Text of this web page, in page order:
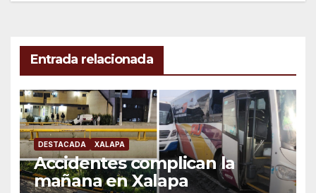
Entrada relacionada
DESTACADA XALAPA
Accidentes complican la
mañana en Xalapa